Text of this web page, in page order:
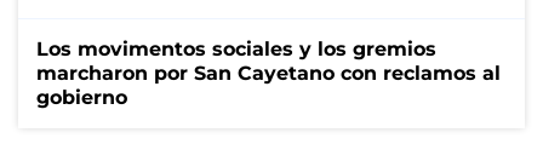
Los movimentos sociales y los gremios
marcharon por San Cayetano con reclamos al
gobierno